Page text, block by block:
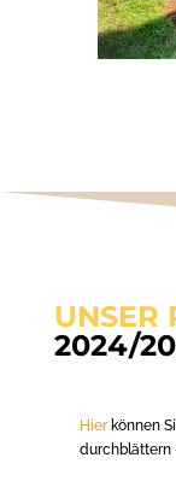
UNSER
2024/
Hierkönnen
durchblättern